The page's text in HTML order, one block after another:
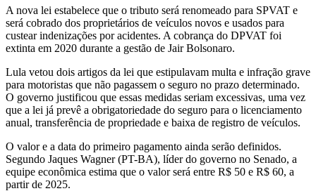
A nova lei estabelece que o tributo será renomeado para SPVAT e
será cobrado dos proprietários de veículos novos e usados para
custear indenizações por acidentes. A cobrança do DPVAT foi
extinta em 2020 durante a gestão de Jair Bolsonaro.
Lula vetou dois artigos da lei que estipulavam multa e infração grave
para motoristas que não pagassem o seguro no prazo determinado.
O governo justificou que essas medidas seriam excessivas, uma vez
que a lei já prevê a obrigatoriedade do seguro para o licenciamento
anual, transferência de propriedade e baixa de registro de veículos.
O valor e a data do primeiro pagamento ainda serão definidos.
Segundo Jaques Wagner (PT-BA), líder do governo no Senado, a
equipe econômica estima que o valor será entre R$ 50 e R$ 60, a
partir de 2025.